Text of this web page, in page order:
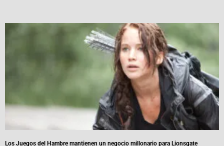
Los Juegos del Hambre mantienen un negocio millonario para Lionsgate